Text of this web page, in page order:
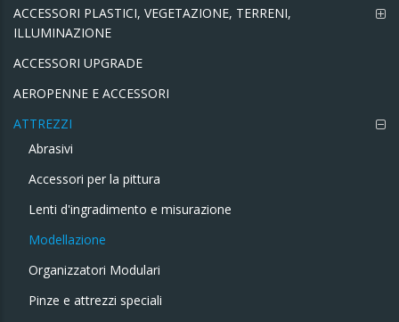
ACCESSORI PLASTICI, VEGETAZIONE, TERRENI,
ILLUMINAZIONE
ACCESSORI UPGRADE
AEROPENNE E ACCESSORI
ATTREZZI
Abrasivi
Accessori per la pittura
Lenti d'ingradimento e misurazione
Modellazione
Organizzatori Modulari
Pinze e attrezzi speciali